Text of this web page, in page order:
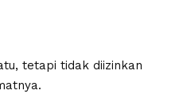
tetapi tidak diizinkan